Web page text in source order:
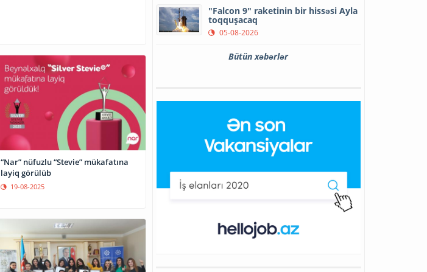
“Nar” nüfuzlu “Stevie” mükafatına
layiq görülüb
19-08-2025
"Falcon 9" raketinin bir hissəsi Ayla
toqquşacaq
05-08-2026
Bütün xəbərlər